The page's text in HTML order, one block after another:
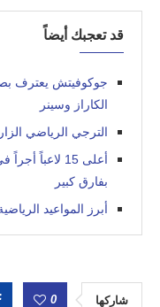
قد تعجبك أيضاً
جوكوفيتش يعترف
الكاراز وسينر
الترجي الرياضي
بفارق كبير
أبرز المواعيد الرياضية
شاركها 0